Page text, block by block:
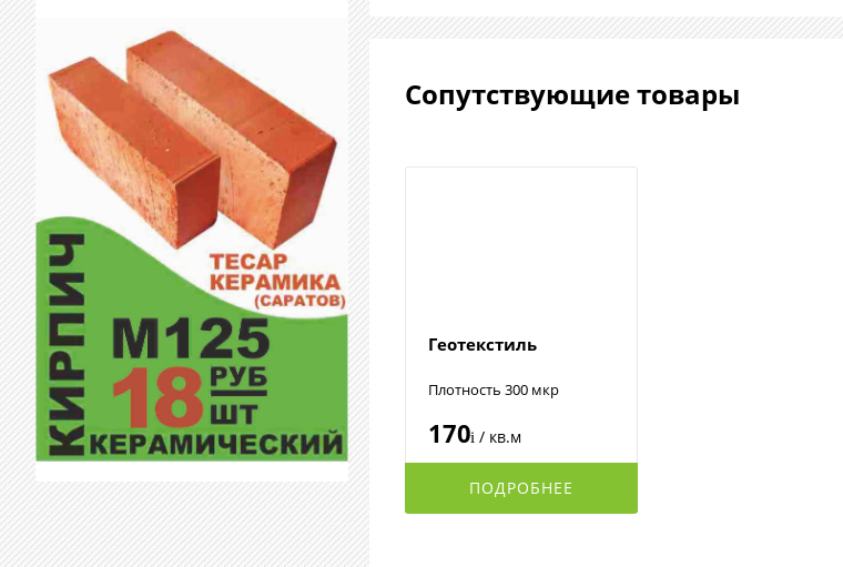
Сопутствующие товары
Геотекстиль
Плотность 300 мкр
170i / кв.м
ПОДРОБНЕЕ